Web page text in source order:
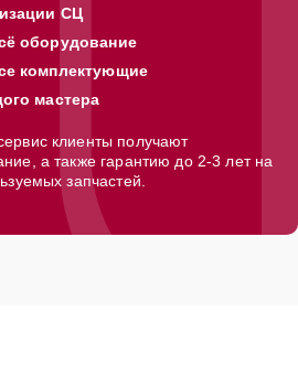
СЦ
оборудование
комплектующие
мастера
клиенты получают
а также гарантию до 2-3 лет на
запчастей.